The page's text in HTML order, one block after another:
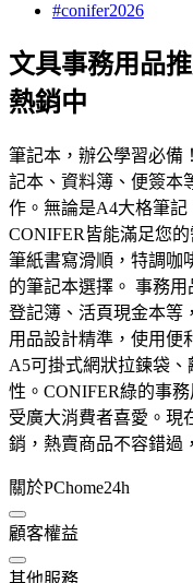
#conifer2026
文具事務用品
熱銷中
筆記本，辦公學習必備
記本、資料簿、便簽本
作。無論是A4大格筆記
CONIFER皆能滿足您
筆紙書寫滑順，特調咖
的筆記本選擇。 事務
登記簿、活頁現金本等
用品設計精準，使用便
A5可掛式網狀拉鍊袋、
性。CONIFER綠的事
受廣大消費者喜愛。現
銷，熱賣商品不容錯過
關於PChome24h
顧客權益
其他服務